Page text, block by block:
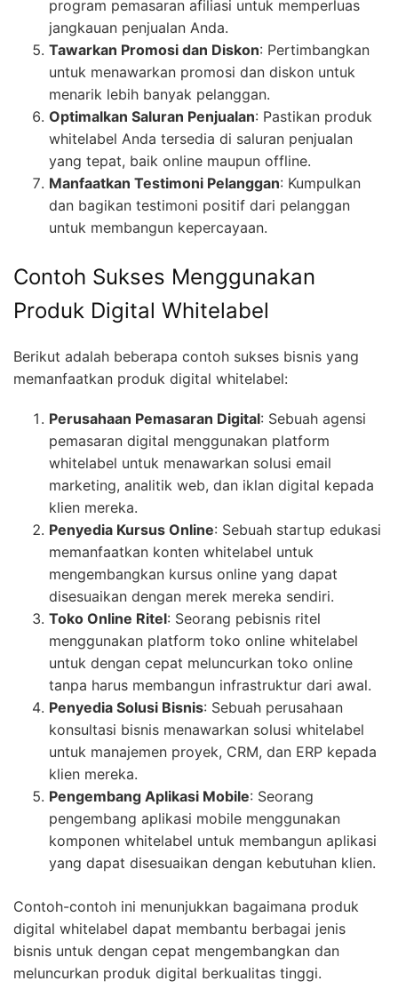
program pemasaran afiliasi untuk memperluas
jangkauan penjualan Anda.
Tawarkan Promosi dan Diskon: Pertimbangkan
untuk menawarkan promosi dan diskon untuk
menarik lebih banyak pelanggan.
Optimalkan Saluran Penjualan: Pastikan produk
whitelabel Anda tersedia di saluran penjualan
yang tepat, baik online maupun offline.
Manfaatkan Testimoni Pelanggan: Kumpulkan
dan bagikan testimoni positif dari pelanggan
untuk membangun kepercayaan.
Contoh Sukses Menggunakan
Produk Digital Whitelabel
Berikut adalah beberapa contoh sukses bisnis yang
memanfaatkan produk digital whitelabel:
Perusahaan Pemasaran Digital: Sebuah agensi
pemasaran digital menggunakan platform
whitelabel untuk menawarkan solusi email
marketing, analitik web, dan iklan digital kepada
klien mereka.
Penyedia Kursus Online: Sebuah startup edukasi
memanfaatkan konten whitelabel untuk
mengembangkan kursus online yang dapat
disesuaikan dengan merek mereka sendiri.
Toko Online Ritel: Seorang pebisnis ritel
menggunakan platform toko online whitelabel
untuk dengan cepat meluncurkan toko online
tanpa harus membangun infrastruktur dari awal.
Penyedia Solusi Bisnis: Sebuah perusahaan
konsultasi bisnis menawarkan solusi whitelabel
untuk manajemen proyek, CRM, dan ERP kepada
klien mereka.
Pengembang Aplikasi Mobile: Seorang
pengembang aplikasi mobile menggunakan
komponen whitelabel untuk membangun aplikasi
yang dapat disesuaikan dengan kebutuhan klien.
Contoh-contoh ini menunjukkan bagaimana produk
digital whitelabel dapat membantu berbagai jenis
bisnis untuk dengan cepat mengembangkan dan
meluncurkan produk digital berkualitas tinggi.